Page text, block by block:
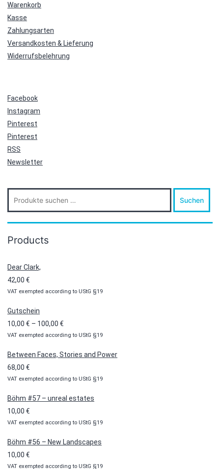
Warenkorb
Kasse
Zahlungsarten
Versandkosten & Lieferung
Widerrufsbelehrung
Facebook
Instagram
Pinterest
Pinterest
RSS
Newsletter
Suche
nach:
Suchen
Products
Dear Clark,
42,00 €
VAT exempted according to UStG §19
Gutschein
10,00 € – 100,00 €
10,00 €
VAT exempted according to UStG §19
Between Faces, Stories and Power
68,00 €
VAT exempted according to UStG §19
Böhm #57 – unreal estates
10,00 €
VAT exempted according to UStG §19
Böhm #56 – New Landscapes
10,00 €
VAT exempted according to UStG §19